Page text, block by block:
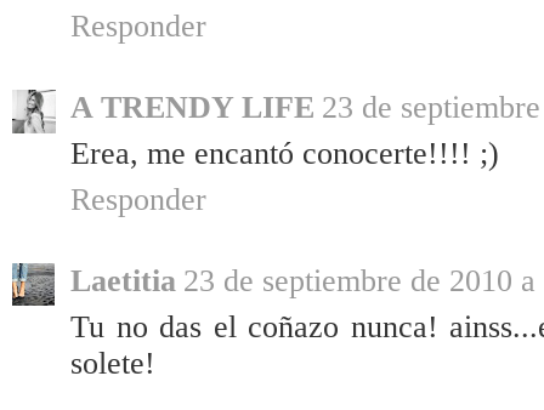
Responder
A TRENDY LIFE 23 de
Erea, me encantó conocerte!!!! ;)
Responder
Laetitia 23 de septiembre de 2010
Tu no das el coñazo nunca!
solete!